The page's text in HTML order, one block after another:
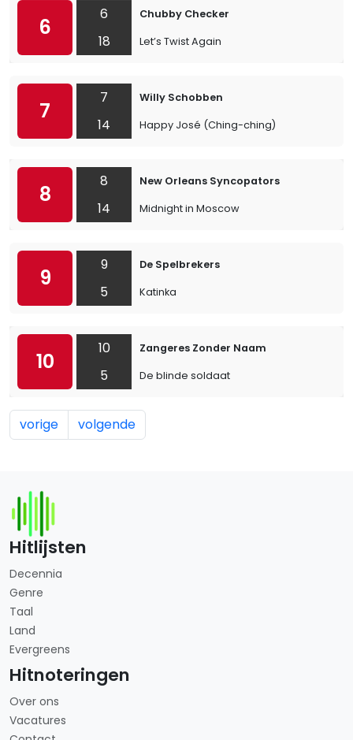
6
6
18
Chubby Checker
Let’s Twist Again
7
7
14
Willy Schobben
Happy José (Ching-ching)
8
8
14
New Orleans Syncopators
Midnight in Moscow
9
9
5
De Spelbrekers
Katinka
10
10
5
Zangeres Zonder Naam
De blinde soldaat
vorige volgende
Hitlijsten
Decennia
Genre
Taal
Land
Evergreens
Hitnoteringen
Over ons
Vacatures